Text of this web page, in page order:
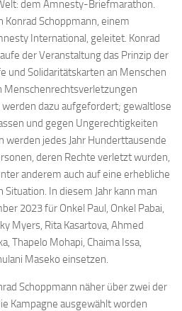
dem Amnesty-Briefmarathon.
Schoppmann, einem
International, geleitet. Konrad
der Veranstaltung das Prinzip der
und Solidaritätskarten an Menschen
Menschenrechtsverletzungen
dazu aufgefordert; gewaltlose
und gegen Ungerechtigkeiten
werden jedes Jahr Hunderttausende
deren Rechte verletzt wurden,
anderem auch auf eine erhebliche
In diesem Jahr kann man
2023 für Onkel Paul, Onkel Pabai,
Myers, Rita Kasartova, Ahmed
Thapelo Mohapi, Chaima Issa,
Maseko einsetzen.
Schoppmann näher über zwei der
Kampagne ausgewählt worden